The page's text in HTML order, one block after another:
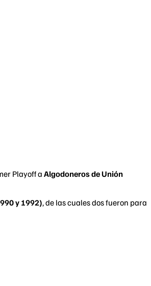
Playoff aAlgodoneros de Unión
y 1992), de las cuales dos fueron para